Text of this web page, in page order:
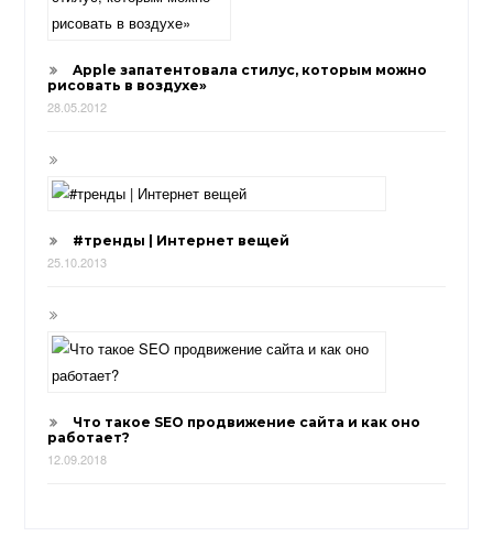
Apple запатентовала стилус, которым можно
рисовать в воздухе»
28.05.2012
#тренды | Интернет вещей
25.10.2013
Что такое SEO продвижение сайта и как оно
работает?
12.09.2018